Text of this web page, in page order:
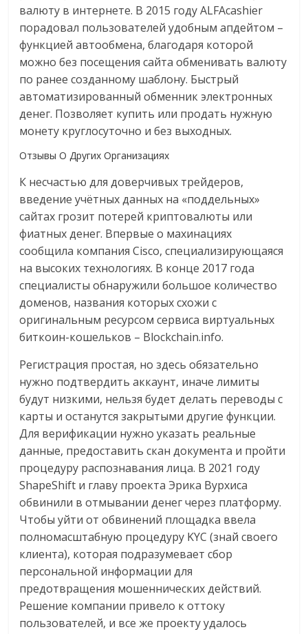
валюту в интернете. В 2015 году ALFAcashier
порадовал пользователей удобным апдейтом –
функцией автообмена, благодаря которой
можно без посещения сайта обменивать валюту
по ранее созданному шаблону. Быстрый
автоматизированный обменник электронных
денег. Позволяет купить или продать нужную
монету круглосуточно и без выходных.
Отзывы О Других Организациях
К несчастью для доверчивых трейдеров,
введение учётных данных на «поддельных»
сайтах грозит потерей криптовалюты или
фиатных денег. Впервые о махинациях
сообщила компания Cisco, специализирующаяся
на высоких технологиях. В конце 2017 года
специалисты обнаружили большое количество
доменов, названия которых схожи с
оригинальным ресурсом сервиса виртуальных
биткоин-кошельков – Blockchain.info.
Регистрация простая, но здесь обязательно
нужно подтвердить аккаунт, иначе лимиты
будут низкими, нельзя будет делать переводы с
карты и останутся закрытыми другие функции.
Для верификации нужно указать реальные
данные, предоставить скан документа и пройти
процедуру распознавания лица. В 2021 году
ShapeShift и главу проекта Эрика Вурхиса
обвинили в отмывании денег через платформу.
Чтобы уйти от обвинений площадка ввела
полномасштабную процедуру KYC (знай своего
клиента), которая подразумевает сбор
персональной информации для
предотвращения мошеннических действий.
Решение компании привело к оттоку
пользователей, и все же проекту удалось